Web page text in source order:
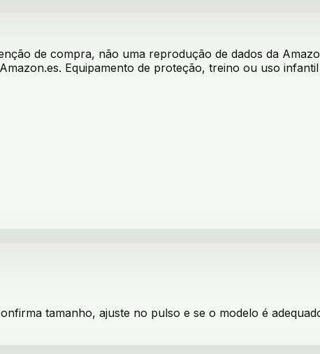
de compra, não uma reprodução de dados da
Equipamento de proteção, treino ou uso
tamanho, ajuste no pulso e se o modelo é